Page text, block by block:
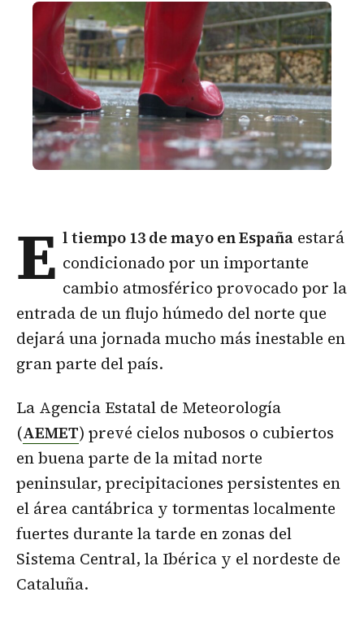
E l tiempo 13 de mayo en España estará
condicionado por un importante
cambio atmosférico provocado por la
entrada de un flujo húmedo del norte que
dejará una jornada mucho más inestable en
gran parte del país.
La Agencia Estatal de Meteorología
(AEMET) prevé cielos nubosos o cubiertos
en buena parte de la mitad norte
peninsular, precipitaciones persistentes en
el área cantábrica y tormentas localmente
fuertes durante la tarde en zonas del
Sistema Central, la Ibérica y el nordeste de
Cataluña.